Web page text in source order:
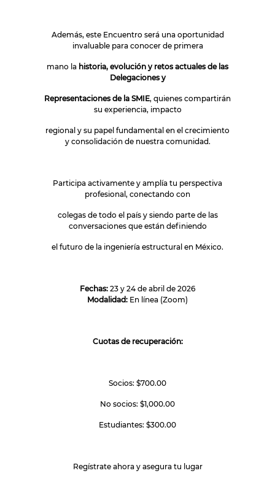
Además, este Encuentro será una oportunidad
invaluable para conocer de primera
mano la historia, evolución y retos actuales de las
Delegaciones y
Representaciones de la SMIE, quienes compartirán
su experiencia, impacto
regional y su papel fundamental en el crecimiento
y consolidación de nuestra comunidad.
Participa activamente y amplía tu perspectiva
profesional, conectando con
colegas de todo el país y siendo parte de las
conversaciones que están definiendo
el futuro de la ingeniería estructural en México.
Fechas: 23 y 24 de abril de 2026
Modalidad: En línea (Zoom)
Cuotas de recuperación:
Socios: $700.00
No socios: $1,000.00
Estudiantes: $300.00
Regístrate ahora y asegura tu lugar